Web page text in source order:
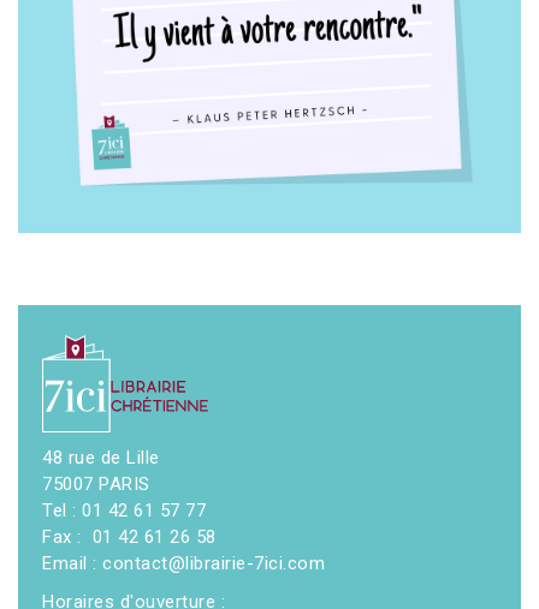
48 rue de Lille
75007 PARIS
Tel : 01 42 61 57 77
Fax : 01 42 61 26 58
Email : contact@librairie-7ici.com
Horaires d'ouverture :